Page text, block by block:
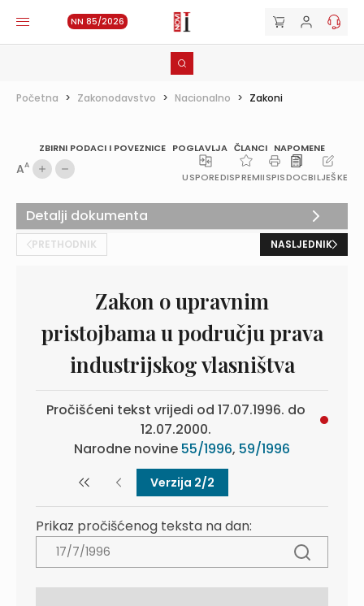
NN 85/2026
Početna > Zakonodavstvo > Nacionalno > Zakoni
ZBIRNI PODACI I POVEZNICE POGLAVLJA ČLANCI NAPOMENE
AA
USPOREDISPREMIISPISDOCBILJEŠKE
PRETHODNIK NASLJEDNIK
Zakon o upravnim
pristojbama u području prava
industrijskog vlasništva
Pročišćeni tekst vrijedi od 17.07.1996. do
12.07.2000.
Narodne novine 55/1996, 59/1996
Verzija 2/2
Prikaz pročišćenog teksta na dan:
Detalji dokumenta